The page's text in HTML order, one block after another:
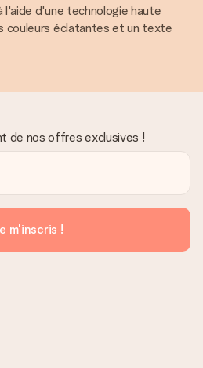
l'aide d'une technologie haute
couleurs éclatantes et un texte
de nos offres exclusives !
m'inscris !